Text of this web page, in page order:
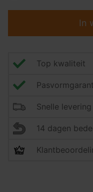
In
Top kwaliteit
Snelle levering
14 dagen